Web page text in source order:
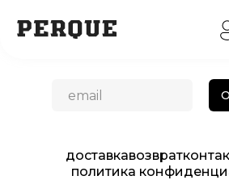
ЗА
доставкавозврат
политика